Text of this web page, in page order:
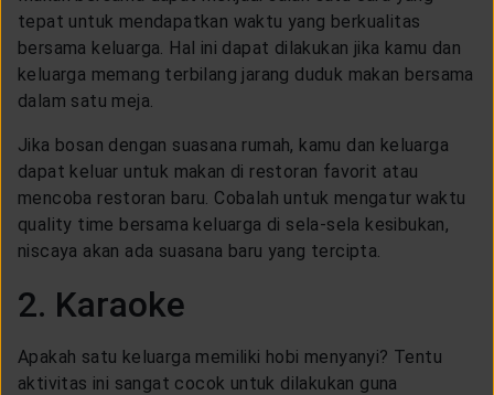
tepat untuk mendapatkan waktu yang berkualitas
bersama keluarga. Hal ini dapat dilakukan jika kamu dan
keluarga memang terbilang jarang duduk makan bersama
dalam satu meja.
Jika bosan dengan suasana rumah, kamu dan keluarga
dapat keluar untuk makan di restoran favorit atau
mencoba restoran baru. Cobalah untuk mengatur waktu
quality time bersama keluarga di sela-sela kesibukan,
niscaya akan ada suasana baru yang tercipta.
2. Karaoke
Apakah satu keluarga memiliki hobi menyanyi? Tentu
aktivitas ini sangat cocok untuk dilakukan guna
ABOUT GENERALI
EVENTS
KEAGENAN